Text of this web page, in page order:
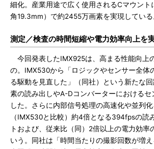
細化。産業用途で広く使用されるCマウント
角19.3mm）で約2455万画素を実現している
測定／検査の時間短縮や電力効率向上を
今回発表したIMX925は、高まる性能向上
の。IMX530から「ロジックやセンサー全体
る駆動を見直した」（同社）という新たな
素の読み出しやA-Dコンバーターにおける
した。さらに内部信号処理の高速化や並列
（IMX530と比較）約4倍となる394fpsの読
トおよび、従来比（同）2倍以上の電力効率
いう。同社は「時間当たりの撮影回数が増